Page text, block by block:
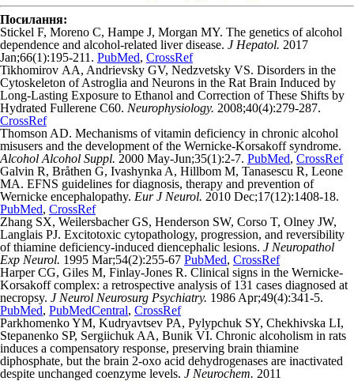
Посилання:
Stickel F, Moreno C, Hampe J, Morgan MY. The genetics of alcohol
dependence and alcohol-related liver disease. J Hepatol. 2017
Jan;66(1):195-211. PubMed, CrossRef
Tikhomirov АA, Andrievsky GV, Nedzvetsky VS. Disorders in the
Cytoskeleton of Astroglia and Neurons in the Rat Brain Induced by
Long-Lasting Exposure to Ethanol and Correction of These Shifts by
Hydrated Fullerene С60. Neurophysiology. 2008;40(4):279-287.
CrossRef
Thomson AD. Mechanisms of vitamin deficiency in chronic alcohol
misusers and the development of the Wernicke-Korsakoff syndrome.
Alcohol Alcohol Suppl. 2000 May-Jun;35(1):2-7. PubMed, CrossRef
Galvin R, Bråthen G, Ivashynka A, Hillbom M, Tanasescu R, Leone
MA. EFNS guidelines for diagnosis, therapy and prevention of
Wernicke encephalopathy. Eur J Neurol. 2010 Dec;17(12):1408-18.
PubMed, CrossRef
Zhang SX, Weilersbacher GS, Henderson SW, Corso T, Olney JW,
Langlais PJ. Excitotoxic cytopathology, progression, and reversibility
of thiamine deficiency-induced diencephalic lesions. J Neuropathol
Exp Neurol. 1995 Mar;54(2):255-67 PubMed, CrossRef
Harper CG, Giles M, Finlay-Jones R. Clinical signs in the Wernicke-
Korsakoff complex: a retrospective analysis of 131 cases diagnosed at
necropsy. J Neurol Neurosurg Psychiatry. 1986 Apr;49(4):341-5.
PubMed, PubMedCentral, CrossRef
Parkhomenko YM, Kudryavtsev PA, Pylypchuk SY, Chekhivska LI,
Stepanenko SP, Sergiichuk AA, Bunik VI. Chronic alcoholism in rats
induces a compensatory response, preserving brain thiamine
diphosphate, but the brain 2-oxo acid dehydrogenases are inactivated
despite unchanged coenzyme levels. J Neurochem. 2011